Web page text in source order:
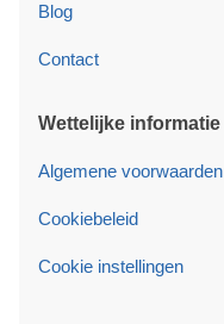
Blog
Contact
Wettelijke informatie
Algemene voorwaarden
Cookiebeleid
Cookie instellingen